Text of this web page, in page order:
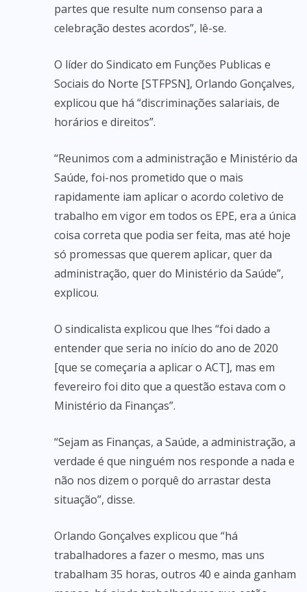
partes que resulte num consenso para a
celebração destes acordos”, lê-se.
O líder do Sindicato em Funções Publicas e
Sociais do Norte [STFPSN], Orlando Gonçalves,
explicou que há “discriminações salariais, de
horários e direitos”.
“Reunimos com a administração e Ministério da
Saúde, foi-nos prometido que o mais
rapidamente iam aplicar o acordo coletivo de
trabalho em vigor em todos os EPE, era a única
coisa correta que podia ser feita, mas até hoje
só promessas que querem aplicar, quer da
administração, quer do Ministério da Saúde”,
explicou.
O sindicalista explicou que lhes “foi dado a
entender que seria no início do ano de 2020
[que se começaria a aplicar o ACT], mas em
fevereiro foi dito que a questão estava com o
Ministério da Finanças”.
“Sejam as Finanças, a Saúde, a administração, a
verdade é que ninguém nos responde a nada e
não nos dizem o porquê do arrastar desta
situação”, disse.
Orlando Gonçalves explicou que “há
trabalhadores a fazer o mesmo, mas uns
trabalham 35 horas, outros 40 e ainda ganham